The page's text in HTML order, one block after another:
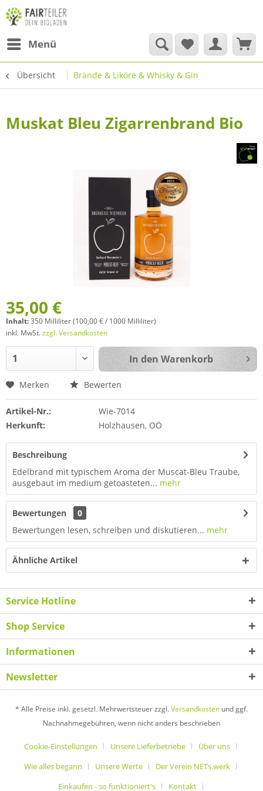
Menü
Übersicht Brände & Liköre & Whisky & Gin
Muskat Bleu Zigarrenbrand Bio
35,00 €
Inhalt:350 Milliliter (100,00 € / 1000 Milliliter)
inkl. MwSt.zzgl. Versandkosten
In den Warenkorb
Merken Bewerten
Artikel-Nr.:
Wie-7014
Herkunft:
Holzhausen, OÖ
Beschreibung
Edelbrand mit typischem Aroma der Muscat-Bleu Traube,
ausgebaut im medium getoasteten... mehr
Bewertungen
0
Bewertungen lesen, schreiben und diskutieren... mehr
Ähnliche Artikel
Service Hotline
Shop Service
Informationen
Newsletter
* Alle Preise inkl. gesetzl. Mehrwertsteuer zzgl.Versandkosten und ggf.
Nachnahmegebühren, wenn nicht anders beschrieben
Cookie-Einstellungen Unsere Lieferbetriebe
Über uns
Wie alles begann
Unsere Werte
Der Verein NETs.werk
Einkaufen - so funktioniert's
Kontakt